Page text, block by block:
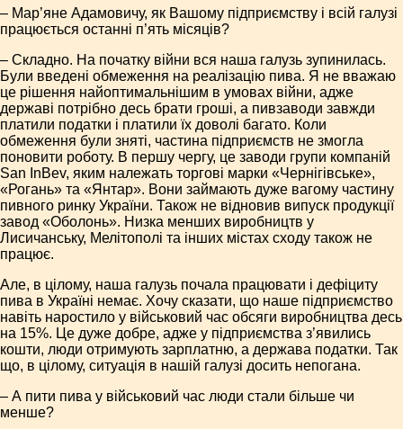
– Мар’яне Адамовичу, як Вашому підприємству і всій галузі
працюється останні п’ять місяців?
– Складно. На початку війни вся наша галузь зупинилась.
Були введені обмеження на реалізацію пива. Я не вважаю
це рішення найоптимальнішим в умовах війни, адже
державі потрібно десь брати гроші, а пивзаводи завжди
платили податки і платили їх доволі багато. Коли
обмеження були зняті, частина підприємств не змогла
поновити роботу. В першу чергу, це заводи групи компаній
San ІnBev, яким належать торгові марки «Чернігівське»,
«Рогань» та «Янтар». Вони займають дуже вагому частину
пивного ринку України. Також не відновив випуск продукції
завод «Оболонь». Низка менших виробництв у
Лисичанську, Мелітополі та інших містах сходу також не
працює.
Але, в цілому, наша галузь почала працювати і дефіциту
пива в Україні немає. Хочу сказати, що наше підприємство
навіть наростило у військовий час обсяги виробництва десь
на 15%. Це дуже добре, адже у підприємства з’явились
кошти, люди отримують зарплатню, а держава податки. Так
що, в цілому, ситуація в нашій галузі досить непогана.
– А пити пива у військовий час люди стали більше чи
менше?